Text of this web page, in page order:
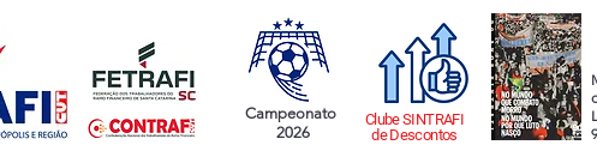
Campeonato
2026
Clube SINTRAFI
de Descontos